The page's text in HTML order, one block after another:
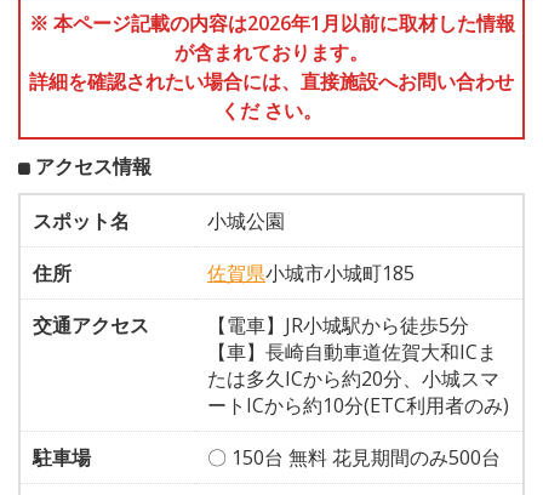
※ 本ページ記載の内容は2026年1月以前に取材した情報
が含まれております。
詳細を確認されたい場合には、直接施設へお問い合わせ
くだ さい。
アクセス情報
スポット名
小城公園
住所
佐賀県小城市小城町185
交通アクセス
【電車】JR小城駅から徒歩5分
【車】長崎自動車道佐賀大和ICま
たは多久ICから約20分、小城スマ
ートICから約10分(ETC利用者のみ)
駐車場
〇 150台 無料 花見期間のみ500台